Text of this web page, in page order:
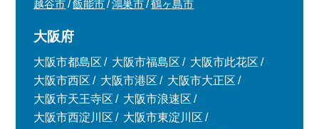
越谷市 飯能市 鴻巣市 鶴ヶ島市
大阪府
大阪市都島区 大阪市福島区
大阪市此花区
大阪市西区
大阪市港区
大阪市大正区
大阪市天王寺区
大阪市浪速区
大阪市西淀川区
大阪市東淀川区